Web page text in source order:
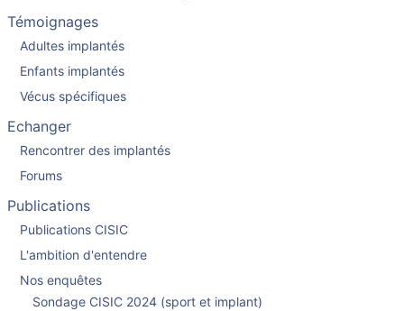
Témoignages
Adultes implantés
Enfants implantés
Vécus spécifiques
Echanger
Rencontrer des implantés
Forums
Publications
Publications CISIC
L'ambition d'entendre
Nos enquêtes
Sondage CISIC 2024 (sport et implant)